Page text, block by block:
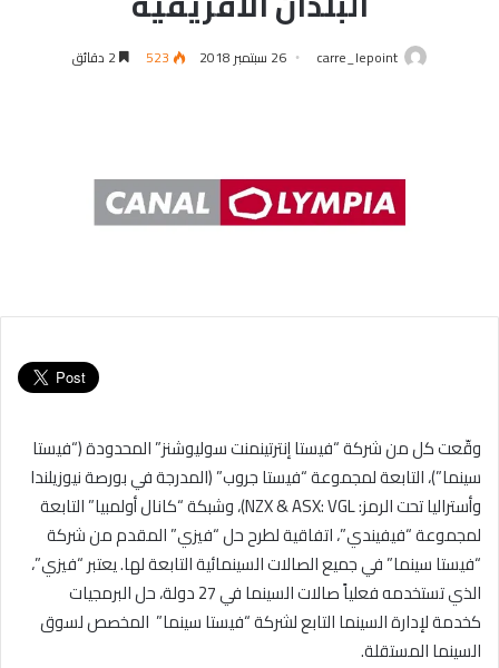
carre_lepoint 26 سبتمبر 2018 523
وقّعت كل من شركة “فيستا إنترتينمنت سوليوشنز” المحدودة (“فيستا
سينما”)، التابعة لمجموعة “فيستا جروب” (المدرجة في بورصة نيوزيلندا
وأستراليا تحت الرمز: NZX & ASX: VGL)، وشبكة “كانال أولمبيا” التابعة
لمجموعة “فيفيندي”، اتفاقية لطرح حل “فيزي” المقدم من شركة
“فيستا سينما” في جميع الصالات السينمائية التابعة لها. يعتبر “فيزي”،
الذي تستخدمه فعلياً صالات السينما في 27 دولة، حل البرمجيات
كخدمة لإدارة السينما التابع لشركة “فيستا سينما” المخصص لسوق
السينما المستقلة.